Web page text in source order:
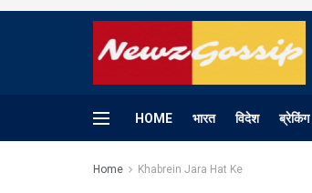
HOME भारत विदेश ब्रेकिंग
Home Khabrein Jara Hat Ke